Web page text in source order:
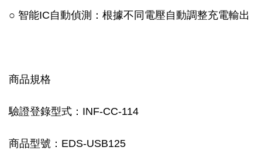
○ 智能IC自動偵測：根據不同電壓自動調整充電輸出
商品規格
驗證登錄型式：INF-CC-114
商品型號：EDS-USB125